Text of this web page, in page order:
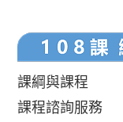
課綱與課程
課程諮詢服務